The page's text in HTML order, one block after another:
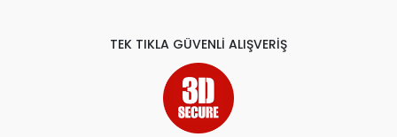
TEK TIKLA GÜVENLİ ALIŞVERİŞ